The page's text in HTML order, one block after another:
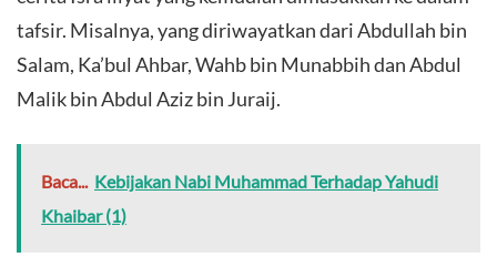
tafsir. Misalnya, yang diriwayatkan dari Abdullah bin
Salam, Ka’bul Ahbar, Wahb bin Munabbih dan Abdul
Malik bin Abdul Aziz bin Juraij.
Baca... Kebijakan Nabi Muhammad Terhadap Yahudi
Khaibar (1)